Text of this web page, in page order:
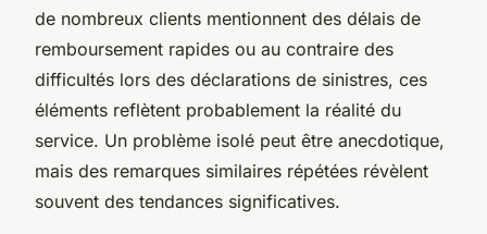
de nombreux clients mentionnent des délais de
remboursement rapides ou au contraire des
difficultés lors des déclarations de sinistres, ces
éléments reflètent probablement la réalité du
service. Un problème isolé peut être anecdotique,
mais des remarques similaires répétées révèlent
souvent des tendances significatives.